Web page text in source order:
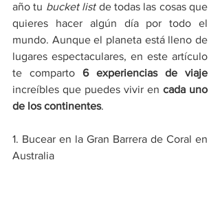
año tu bucket list de todas las cosas que
quieres hacer algún día por todo el
mundo. Aunque el planeta está lleno de
lugares espectaculares, en este artículo
te comparto 6 experiencias de viaje
increíbles que puedes vivir en cada uno
de los continentes.
1. Bucear en la Gran Barrera de Coral en
Australia